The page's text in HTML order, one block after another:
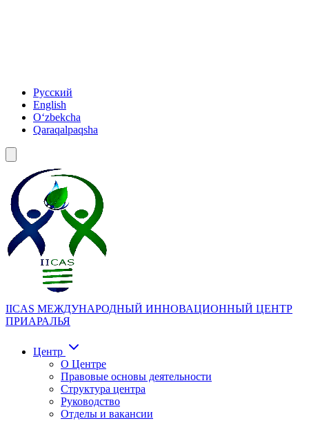
Русский
English
Oʻzbekcha
Qaraqalpaqsha
IICAS МЕЖДУНАРОДНЫЙ ИННОВАЦИОННЫЙ ЦЕНТР
ПРИАРАЛЬЯ
Центр
О Центре
Правовые основы деятельности
Структура центра
Руководство
Отделы и вакансии